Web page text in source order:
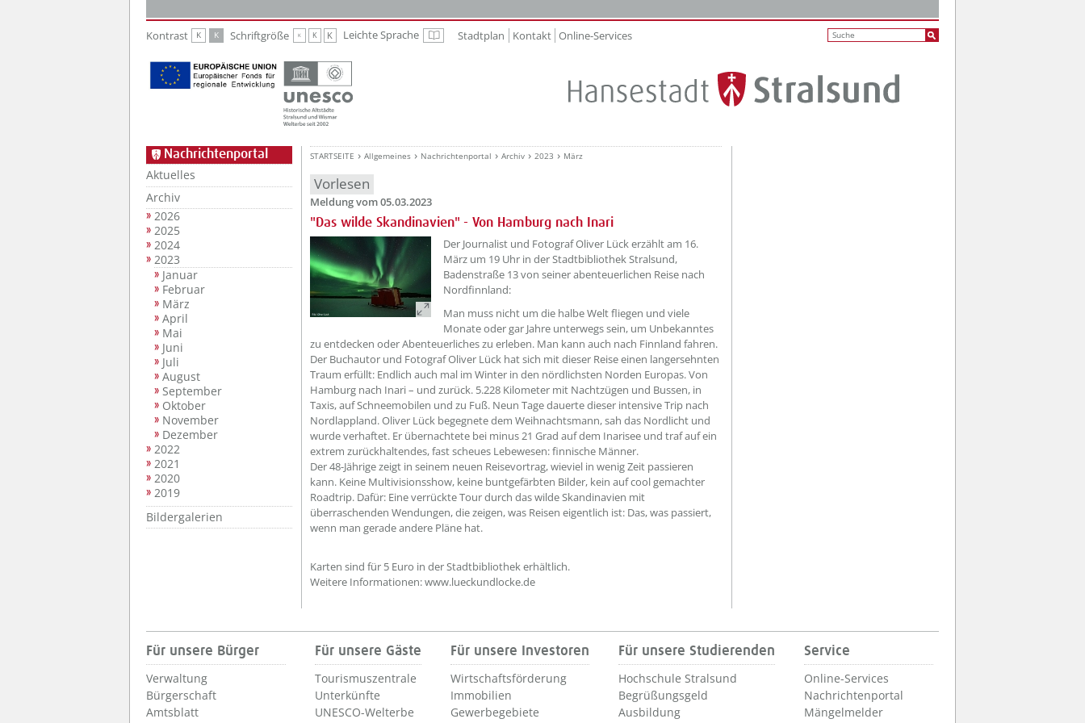
Kontrast K K Schriftgröße K K K Leichte Sprache Leichte Sprache
Stadtplan Kontakt Online-Services
Nachrichtenportal
Aktuelles
Archiv
2026
2025
2024
2023
Januar
Februar
März
April
Mai
Juni
Juli
August
September
Oktober
November
Dezember
2022
2021
2020
2019
Bildergalerien
STARTSEITE Allgemeines Nachrichtenportal Archiv 2023 März
Vorlesen
Meldung vom 05.03.2023
"Das wilde Skandinavien" - Von Hamburg nach Inari
??? absaetzeOben[1]/titel ???
Der Journalist und Fotograf Oliver Lück erzählt am 16.
März um 19 Uhr in der Stadtbibliothek Stralsund,
Badenstraße 13 von seiner abenteuerlichen Reise nach
Nordfinnland:
Man muss nicht um die halbe Welt fliegen und viele
Monate oder gar Jahre unterwegs sein, um Unbekanntes
zu entdecken oder Abenteuerliches zu erleben. Man kann auch nach Finnland fahren.
Der Buchautor und Fotograf Oliver Lück hat sich mit dieser Reise einen langersehnten
Traum erfüllt: Endlich auch mal im Winter in den nördlichsten Norden Europas. Von
Hamburg nach Inari – und zurück. 5.228 Kilometer mit Nachtzügen und Bussen, in
Taxis, auf Schneemobilen und zu Fuß. Neun Tage dauerte dieser intensive Trip nach
Nordlappland. Oliver Lück begegnete dem Weihnachtsmann, sah das Nordlicht und
wurde verhaftet. Er übernachtete bei minus 21 Grad auf dem Inarisee und traf auf ein
extrem zurückhaltendes, fast scheues Lebewesen: finnische Männer.
Der 48-Jährige zeigt in seinem neuen Reisevortrag, wieviel in wenig Zeit passieren
kann. Keine Multivisionsshow, keine buntgefärbten Bilder, kein auf cool gemachter
Roadtrip. Dafür: Eine verrückte Tour durch das wilde Skandinavien mit
überraschenden Wendungen, die zeigen, was Reisen eigentlich ist: Das, was passiert,
wenn man gerade andere Pläne hat.
Karten sind für 5 Euro in der Stadtbibliothek erhältlich.
Weitere Informationen: www.lueckundlocke.de
Für unsere Bürger
Verwaltung
Bürgerschaft
Amtsblatt
Für unsere Gäste
Tourismuszentrale
Unterkünfte
UNESCO-Welterbe
Für unsere Investoren
Wirtschaftsförderung
Immobilien
Gewerbegebiete
Für unsere Studierenden
Hochschule Stralsund
Begrüßungsgeld
Ausbildung
Service
Online-Services
Nachrichtenportal
Mängelmelder